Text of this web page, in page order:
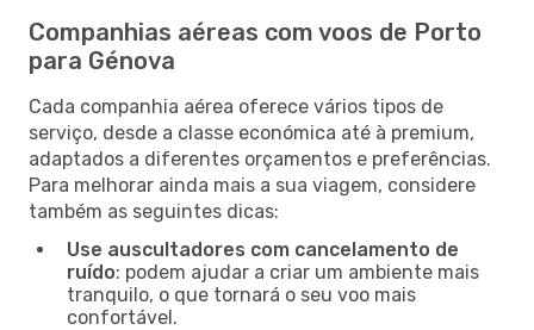
Companhias aéreas com voos de Porto
para Génova
Cada companhia aérea oferece vários tipos de
serviço, desde a classe económica até à premium,
adaptados a diferentes orçamentos e preferências.
Para melhorar ainda mais a sua viagem, considere
também as seguintes dicas:
Use auscultadores com cancelamento de
ruído: podem ajudar a criar um ambiente mais
tranquilo, o que tornará o seu voo mais
confortável.